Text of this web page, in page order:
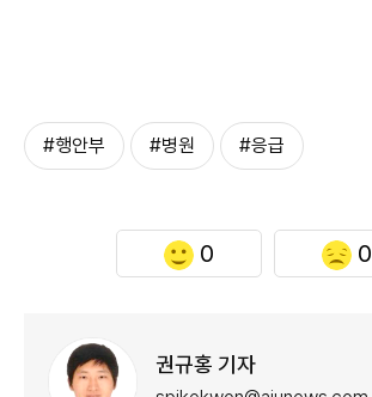
#행안부 #병원 #응급
0 0
권규홍 기자